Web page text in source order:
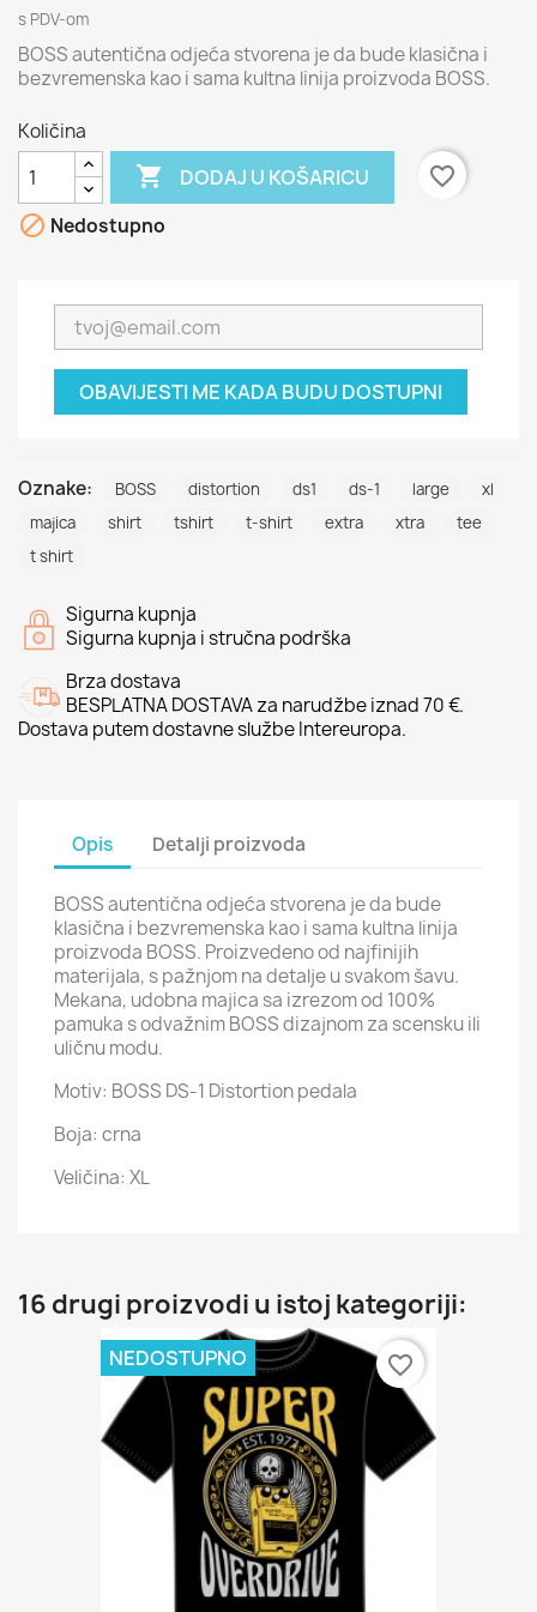
s PDV-om
BOSS autentična odjeća stvorena je da bude klasična i
bezvremenska kao i sama kultna linija proizvoda BOSS.
Količina
 DODAJ U KOŠARICU
favorite_border
 Nedostupno
OBAVIJESTI ME KADA BUDU DOSTUPNI
Oznake: BOSS distortion ds1 ds-1 large
xl
majica
shirt tshirt t-shirt extra xtra
tee
t shirt
Sigurna kupnja
Sigurna kupnja i stručna podrška
Brza dostava
BESPLATNA DOSTAVA za narudžbe iznad 70 €.
Dostava putem dostavne službe Intereuropa.
Opis Detalji proizvoda
BOSS autentična odjeća stvorena je da bude
klasična i bezvremenska kao i sama kultna linija
proizvoda BOSS. Proizvedeno od najfinijih
materijala, s pažnjom na detalje u svakom šavu.
Mekana, udobna majica sa izrezom od 100%
pamuka s odvažnim BOSS dizajnom za scensku ili
uličnu modu.
Motiv: BOSS DS-1 Distortion pedala
Boja: crna
Veličina: XL
16 drugi proizvodi u istoj kategoriji:
NEDOSTUPNO favorite_border